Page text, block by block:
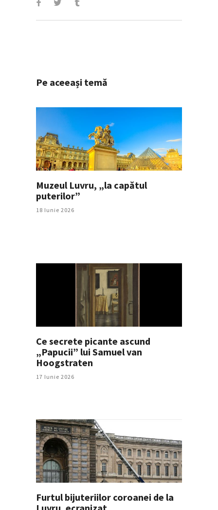
Pe aceeași temă
Muzeul Luvru, „la capătul
puterilor”
18 Iunie 2026
Ce secrete picante ascund
„Papucii” lui Samuel van
Hoogstraten
17 Iunie 2026
Furtul bijuteriilor coroanei de la